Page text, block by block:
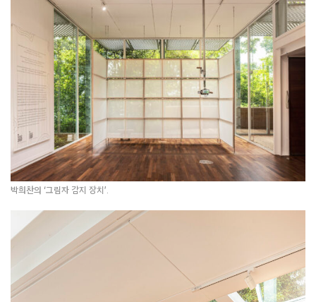
박희찬의 ‘그림자 감지 장치’.